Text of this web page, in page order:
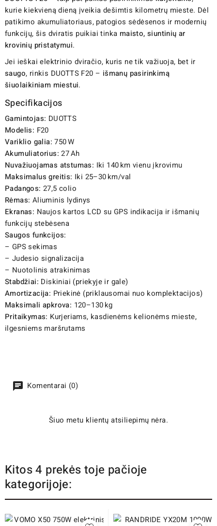
kurie kiekvieną dieną įveikia dešimtis kilometrų mieste. Dėl
patikimo akumuliatoriaus, patogios sėdėsenos ir modernių
funkcijų, šis dviratis puikiai tinka maisto, siuntinių ar
krovinių pristatymui.
Jei ieškai elektrinio dviračio, kuris ne tik važiuoja, bet ir
saugo, rinkis DUOTTS F20 – išmanų pasirinkimą
šiuolaikiniam miestui.
Specifikacijos
Gamintojas: DUOTTS
Modelis: F20
Variklio galia: 750 W
Akumuliatorius: 27 Ah
Nuvažiuojamas atstumas: Iki 140 km vienu įkrovimu
Maksimalus greitis: Iki 25–30 km/val
Padangos: 27,5 colio
Rėmas: Aliuminis lydinys
Ekranas: Naujos kartos LCD su GPS indikacija ir išmanių
funkcijų stebėsena
Saugos funkcijos:
– GPS sekimas
– Judesio signalizacija
– Nuotolinis atrakinimas
Stabdžiai: Diskiniai (priekyje ir gale)
Amortizacija: Priekinė (priklausomai nuo komplektacijos)
Maksimali apkrova: 120–130 kg
Pritaikymas: Kurjeriams, kasdienėms kelionėms mieste,
ilgesniems maršrutams
Komentarai (0)
Šiuo metu klientų atsiliepimų nėra.
Kitos 4 prekės toje pačioje
kategorijoje: